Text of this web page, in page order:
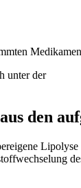
AIDS
unter der
den
Lipolyse